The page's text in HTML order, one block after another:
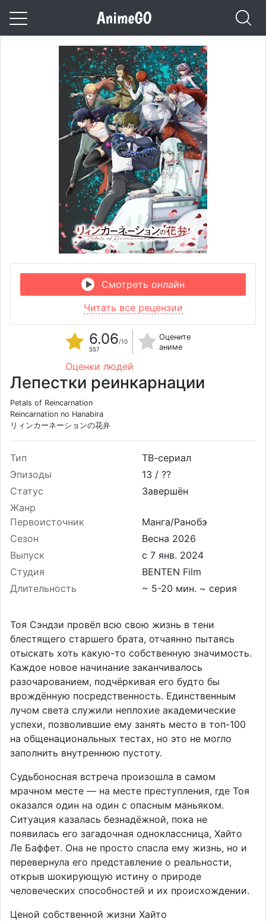
Смотреть онлайн
Читать все рецензии
6.06/10
557
Оцените
аниме
Оценки людей
Лепестки реинкарнации
Petals of Reincarnation
Reincarnation no Hanabira
リィンカーネーションの花弁
Тип
ТВ-сериал
Эпизоды
13 / ??
Статус
Завершён
Жанр
Первоисточник
Манга/Ранобэ
Сезон
Весна 2026
Выпуск
Студия
BENTEN Film
Длительность
~ 5-20 мин. ~ серия
Тоя Сэндзи провёл всю свою жизнь в тени
блестящего старшего брата, отчаянно пытаясь
отыскать хоть какую-то собственную значимость.
Каждое новое начинание заканчивалось
разочарованием, подчёркивая его будто бы
врождённую посредственность. Единственным
лучом света служили неплохие академические
успехи, позволившие ему занять место в топ-100
на общенациональных тестах, но это не могло
заполнить внутреннюю пустоту.
Судьбоносная встреча произошла в самом
мрачном месте — на месте преступления, где Тоя
оказался один на один с опасным маньяком.
Ситуация казалась безнадёжной, пока не
появилась его загадочная одноклассница, Хайто
Ле Баффет. Она не просто спасла ему жизнь, но и
перевернула его представление о реальности,
открыв шокирующую истину о природе
человеческих способностей и их происхождении.
Ценой собственной жизни Хайто